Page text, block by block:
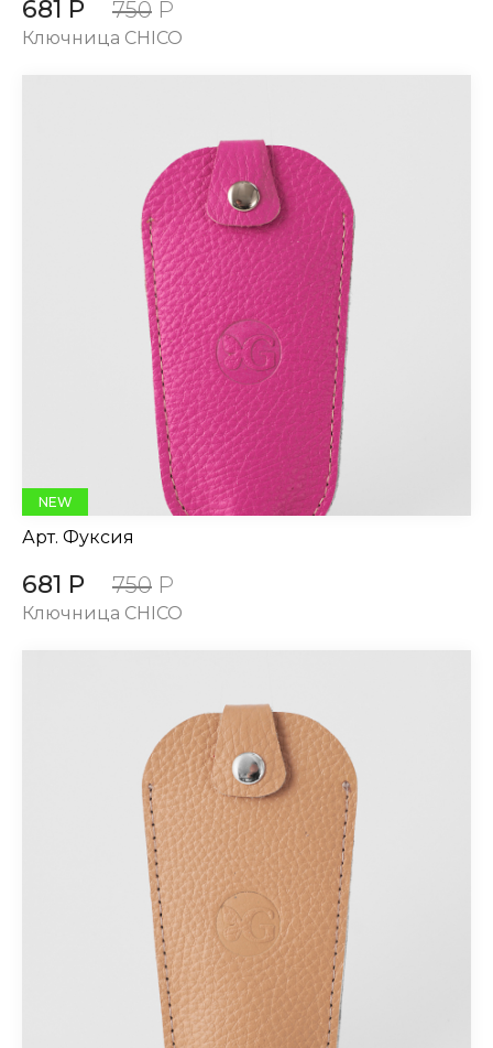
681 Р 750 Р
Ключница CHICO
NEW
Арт. Фуксия
681 Р 750 Р
Ключница CHICO